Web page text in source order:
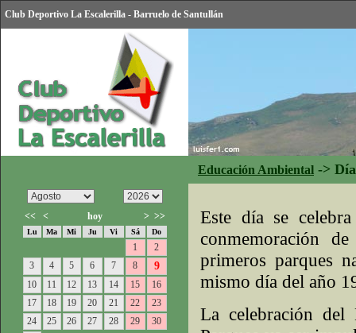
Club Deportivo La Escalerilla - Barruelo de Santullán
Educación Ambiental ->
<< < hoy > >>
Lu Ma Mi Ju Vi Sá Do
1
2
3
4 5 6 7 8 9
10 11 12 13 14 15
16
17
18 19 20 21 22
23
24
25 26 27 28 29
30
Este día se
conmemoración
primeros parques
mismo día del año
La celebración